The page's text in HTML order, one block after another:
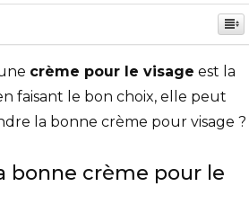
crème pour le visage est la
faisant le bon choix, elle peut
la bonne crème pour visage ?
bonne crème pour le